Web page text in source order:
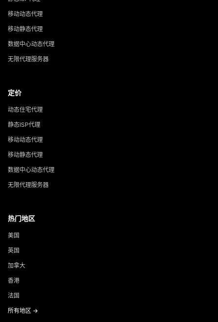
移动动态代理
移动静态代理
数据中心动态代理
无限代理服务器
定价
动态住宅代理
静态ISP代理
移动动态代理
移动静态代理
数据中心动态代理
无限代理服务器
热门地区
美国
英国
加拿大
香港
法国
所有地区 →